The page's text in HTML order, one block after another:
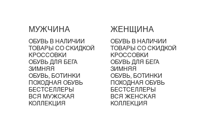
МУЖЧИНА
ОБУВЬ В НАЛИЧИИ
ТОВАРЫ СО СКИДКОЙ
КРОССОВКИ
ОБУВЬ ДЛЯ БЕГА
ЗИМНЯЯ
ОБУВЬ, БОТИНКИ
ПОХОДНАЯ ОБУВЬ
БЕСТСЕЛЛЕРЫ
ВСЯ МУЖСКАЯ
КОЛЛЕКЦИЯ
ЖЕНЩИНА
ОБУВЬ В НАЛИЧИИ
ТОВАРЫ СО СКИДКОЙ
КРОССОВКИ
ОБУВЬ ДЛЯ БЕГА
ЗИМНЯЯ
ОБУВЬ, БОТИНКИ
ПОХОДНАЯ ОБУВЬ
БЕСТСЕЛЛЕРЫ
ВСЯ ЖЕНСКАЯ
КОЛЛЕКЦИЯ